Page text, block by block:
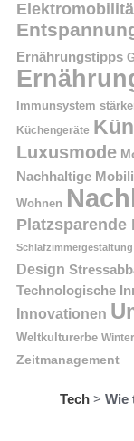
Ernährungstipps
Immunsystem
Küchengeräte
Luxusmode
Nachhaltige
Wohnen
Platzsparende
Schlafzimmergestaltung
Design
Technologische
Innovationen
Weltkulturerbe
Zeitmanagement
Tech> Wie